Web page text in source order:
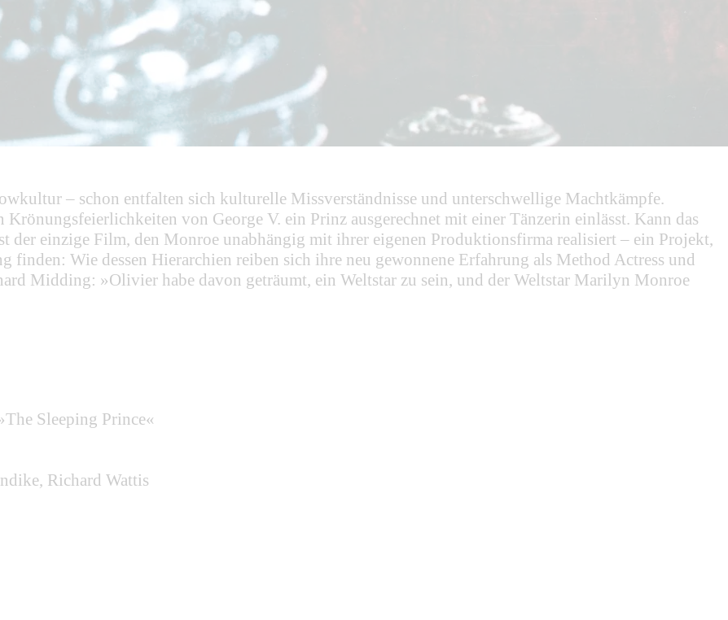
– schon entfalten sich kulturelle Missverständnisse und unterschwellige Machtkämpfe.
von George V. ein Prinz ausgerechnet mit einer Tänzerin einlässt. Kann das
einzige Film, den Monroe unabhängig mit ihrer eigenen Produktionsfirma realisiert – ein Projekt,
finden: Wie dessen Hierarchien reiben sich ihre neu gewonnene Erfahrung als Method Actress und
Midding: »Olivier habe davon geträumt, ein Weltstar zu sein, und der Weltstar Marilyn Monroe
Sleeping Prince«
Richard Wattis